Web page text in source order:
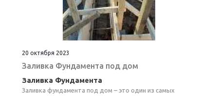
20 октября 2023
Заливка Фундамента под дом
Заливка Фундамента
Заливка фундамента под дом – это один из самых